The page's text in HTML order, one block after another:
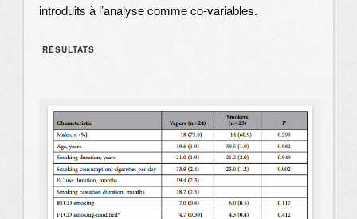
introduits à l’analyse comme co-variables.
RÉSULTATS